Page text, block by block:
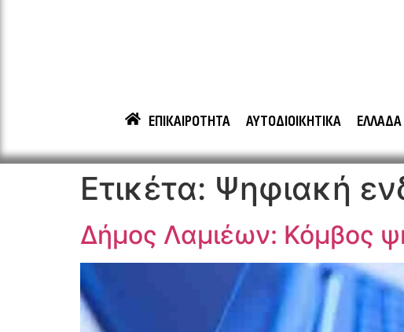
ΕΠΙΚΑΙΡΟΤΗΤΑ ΑΥΤΟΔΙΟΙΚΗΤΙΚΑ ΕΛΛΑΔΑ
Ετικέτα: Ψηφιακή
Δήμος Λαμιέων: Κόμβος